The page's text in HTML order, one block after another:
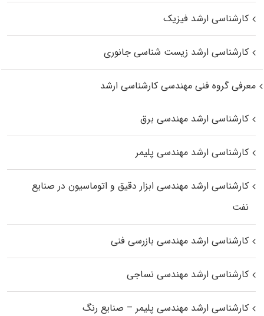
کارشناسی ارشد فیزیک
کارشناسی ارشد زیست‌ شناسی جانوری
معرفی گروه فنی مهندسی کارشناسی ارشد
کارشناسی ارشد مهندسی برق
کارشناسی ارشد مهندسی پلیمر
کارشناسی ارشد مهندسی ابزار دقیق و اتوماسیون در صنایع
نفت
کارشناسی ارشد مهندسی بازرسی فنی
کارشناسی ارشد مهندسی نساجی
کارشناسی ارشد مهندسی پلیمر – صنایع رنگ